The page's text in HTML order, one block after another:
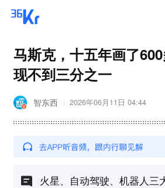
马斯克，十五年画了
现不到三分之一
智东西 2026年06月11日 04:44
火星、自动驾驶、机器人三